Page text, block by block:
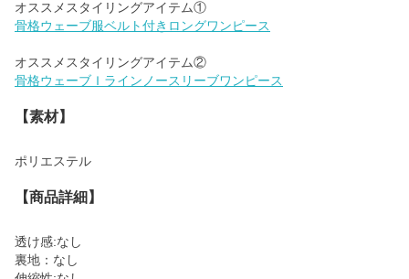
骨格ウェーブ服ベルト付きロングワンピース
骨格ウェーブＩラインノースリーブワンピース
【素材】
ポリエステル
【商品詳細】
透け感:なし
裏地：なし